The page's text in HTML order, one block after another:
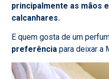
principalmente as mãos
calcanhares.
E quem gosta de um
preferênciapara deixar a